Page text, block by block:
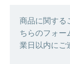
商品に関する
ちらのフォー
業日以内にご